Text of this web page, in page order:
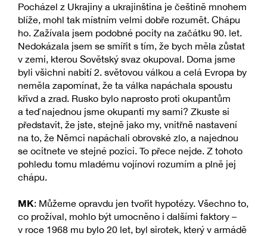
Pocházel z Ukrajiny a ukrajinština je češtině mnohem
blíže, mohl tak místním velmi dobře rozumět. Chápu
ho. Zažívala jsem podobné pocity na začátku 90. let.
Nedokázala jsem se smířit s tím, že bych měla zůstat
v zemi, kterou Sovětský svaz okupoval. Doma jsme
byli všichni nabití 2. světovou válkou a celá Evropa by
neměla zapomínat, že ta válka napáchala spoustu
křivd a zrad. Rusko bylo naprosto proti okupantům
a teď najednou jsme okupanti my sami? Zkuste si
představit, že jste, stejně jako my, vnitřně nastavení
na to, že Němci napáchali obrovské zlo, a najednou
se ocitnete ve stejné pozici. To přece nejde. Z tohoto
pohledu tomu mladému vojínovi rozumím a plně jej
chápu.
MK: Můžeme opravdu jen tvořit hypotézy. Všechno to,
co prožíval, mohlo být umocněno i dalšími faktory –
v roce 1968 mu bylo 20 let, byl sirotek, který v armádě